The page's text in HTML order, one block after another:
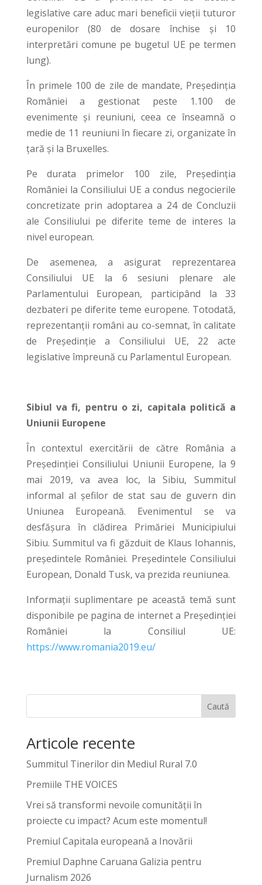
legislative care aduc mari beneficii vieții tuturor
europenilor (80 de dosare închise și 10
interpretări comune pe bugetul UE pe termen
lung).
În primele 100 de zile de mandate, Președinția
României a gestionat peste 1.100 de
evenimente și reuniuni, ceea ce înseamnă o
medie de 11 reuniuni în fiecare zi, organizate în
țară și la Bruxelles.
Pe durata primelor 100 zile, Președinția
României la Consiliului UE a condus negocierile
concretizate prin adoptarea a 24 de Concluzii
ale Consiliului pe diferite teme de interes la
nivel european.
De asemenea, a asigurat reprezentarea
Consiliului UE la 6 sesiuni plenare ale
Parlamentului European, participând la 33
dezbateri pe diferite teme europene. Totodată,
reprezentanții români au co-semnat, în calitate
de Președinție a Consiliului UE, 22 acte
legislative împreună cu Parlamentul European.
Sibiul va fi, pentru o zi, capitala politică a
Uniunii Europene
În contextul exercitării de către România a
Președinției Consiliului Uniunii Europene, la 9
mai 2019, va avea loc, la Sibiu, Summitul
informal al șefilor de stat sau de guvern din
Uniunea Europeană. Evenimentul se va
desfășura în clădirea Primăriei Municipiului
Sibiu. Summitul va fi găzduit de Klaus Iohannis,
președintele României. Președintele Consiliului
European, Donald Tusk, va prezida reuniunea.
Informații suplimentare pe această temă sunt
disponibile pe pagina de internet a Președinției
României la Consiliul UE:
https://www.romania2019.eu/
Caută
Articole recente
Summitul Tinerilor din Mediul Rural 7.0
Premiile THE VOICES
Vrei să transformi nevoile comunității în
proiecte cu impact? Acum este momentul!
Premiul Capitala europeană a Inovării
Premiul Daphne Caruana Galizia pentru
Jurnalism 2026